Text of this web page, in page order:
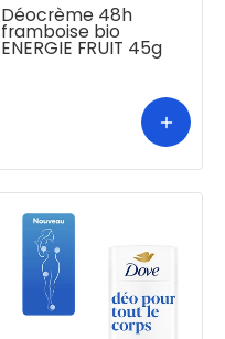
Déocrème 48h
framboise bio
ENERGIE FRUIT 45g